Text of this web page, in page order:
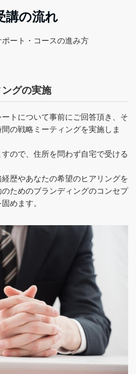
講の流れ
ート・コースの進み方
グの実施
トについて事前にご回答頂き、そ
の戦略ミーティングを実施しま
ので、住所を問わず自宅で受ける
歴やあなたの希望のヒアリングを
ためのブランディングのコンセプ
めます。